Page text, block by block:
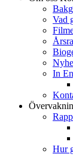
Vad
In
Hur